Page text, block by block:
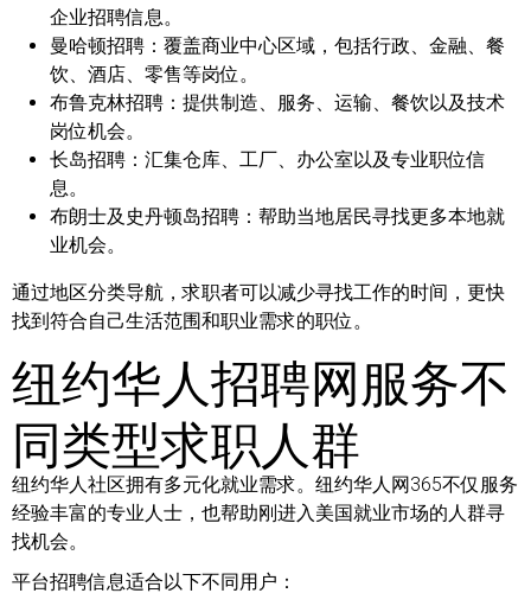
企业招聘信息。
曼哈顿招聘： 覆盖商业中心区域，包括行政、金融、餐
饮、酒店、零售等岗位。
布鲁克林招聘： 提供制造、服务、运输、餐饮以及技术
岗位机会。
长岛招聘： 汇集仓库、工厂、办公室以及专业职位信
息。
布朗士及史丹顿岛招聘： 帮助当地居民寻找更多本地就
业机会。
通过地区分类导航，求职者可以减少寻找工作的时间，更快
找到符合自己生活范围和职业需求的职位。
纽约华人招聘网服务不
同类型求职人群
纽约华人社区拥有多元化就业需求。纽约华人网365不仅服务
经验丰富的专业人士，也帮助刚进入美国就业市场的人群寻
找机会。
平台招聘信息适合以下不同用户：